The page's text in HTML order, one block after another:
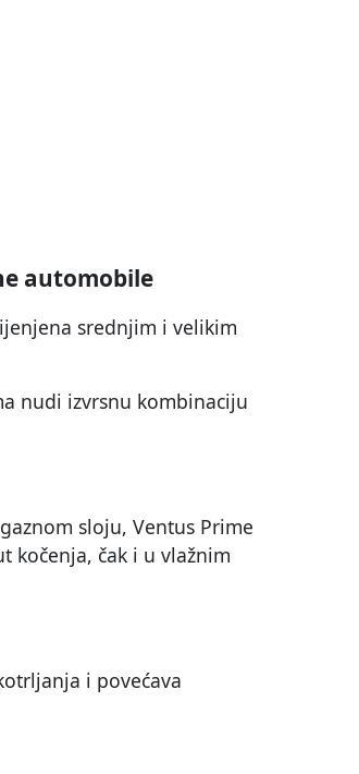
automobile
srednjim i velikim
nudi izvrsnu kombinaciju
sloju, Ventus Prime
kočenja, čak i u vlažnim
i povećava